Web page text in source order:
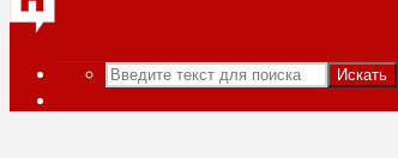
Искать